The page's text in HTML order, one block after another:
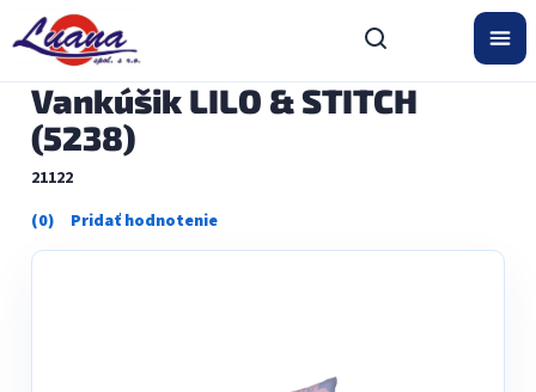
obsah
Vankúšik LILO & STITCH
(5238)
21122
Priemerné
hodnotenie